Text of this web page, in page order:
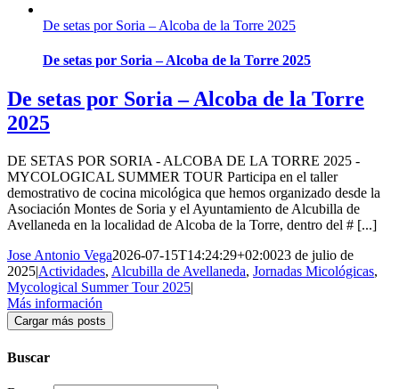
De setas por Soria – Alcoba de la Torre 2025
De setas por Soria – Alcoba de la Torre 2025
De setas por Soria – Alcoba de la Torre
2025
DE SETAS POR SORIA - ALCOBA DE LA TORRE 2025 -
MYCOLOGICAL SUMMER TOUR Participa en el taller
demostrativo de cocina micológica que hemos organizado desde la
Asociación Montes de Soria y el Ayuntamiento de Alcubilla de
Avellaneda en la localidad de Alcoba de la Torre, dentro del # [...]
Jose Antonio Vega2026-07-15T14:24:29+02:0023 de julio de
2025|Actividades, Alcubilla de Avellaneda, Jornadas Micológicas,
Mycological Summer Tour 2025|
Más información
Cargar más posts
Buscar